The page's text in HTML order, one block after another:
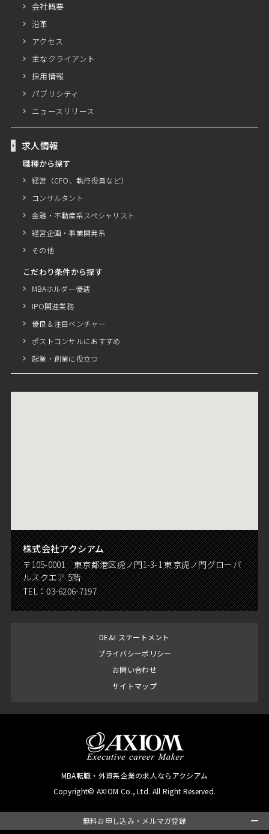
無料お申し込み・メルマガ登録
会社概要
沿革
アクセス
主なクライアント
採用情報
パブリシティ
ニュースリリース
求人情報
職種から探す
経営（CFO、執行役員など）
コンサルタント
金融・不動産系スペシャリスト
経営企画・事業開発系
その他
こだわり条件から探す
MBAホルダー優遇
IPO関連業務
優良＆注目ベンチャー
ポストコンサルにおすすめ
起業・創業に役立つ
株式会社アクシアム
〒105-0001 東京都港区虎ノ門1-3-1 東京虎ノ門グローバ
ルスクエア 5階
TEL：03-6206-7197
DE&I ステートメント
プライバシーポリシー
お問い合わせ
サイトマップ
MBA転職・外資系企業の求人ならアクシアム
Copyright© AXIOM Co., Ltd. All Right Reserved.